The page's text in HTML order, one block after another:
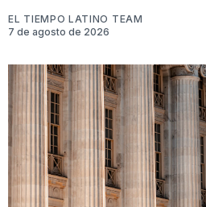
EL TIEMPO LATINO TEAM
7 de agosto de 2026